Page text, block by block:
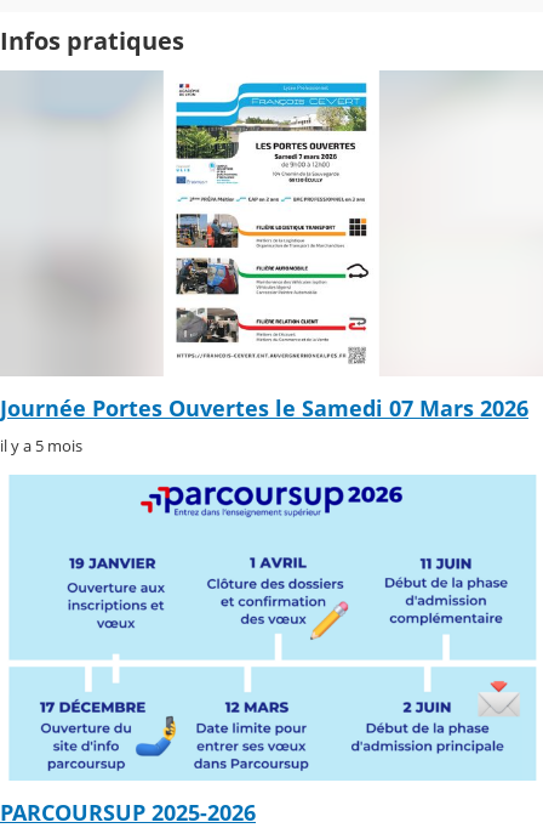
Infos pratiques
Journée Portes Ouvertes le Samedi 07 Mars 2026
il y a 5 mois
PARCOURSUP 2025-2026